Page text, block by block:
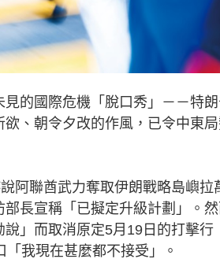
的國際危機「脫口秀」－－特
、朝令夕改的作風，已令中東
聯酋武力奪取伊朗戰略島嶼拉
長宣稱「已擬定升級計劃」。
」而取消原定5月19日的打擊行
我現在甚麼都不接受」。